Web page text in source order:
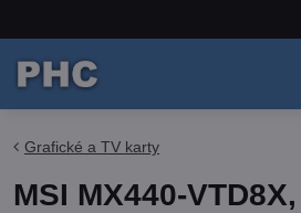
Grafické a TV karty
MSI MX440-